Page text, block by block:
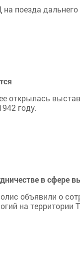
поезда
открылась
году.
в сфере
объявили о
на территории